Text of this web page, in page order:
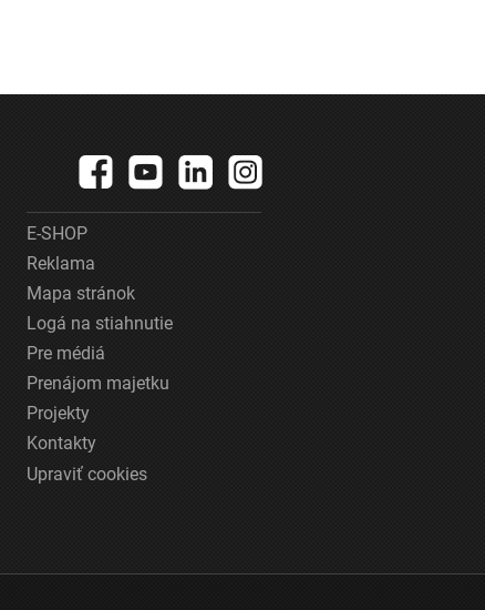
E-SHOP
Reklama
Mapa stránok
Logá na stiahnutie
Pre médiá
Prenájom majetku
Projekty
Kontakty
Upraviť cookies